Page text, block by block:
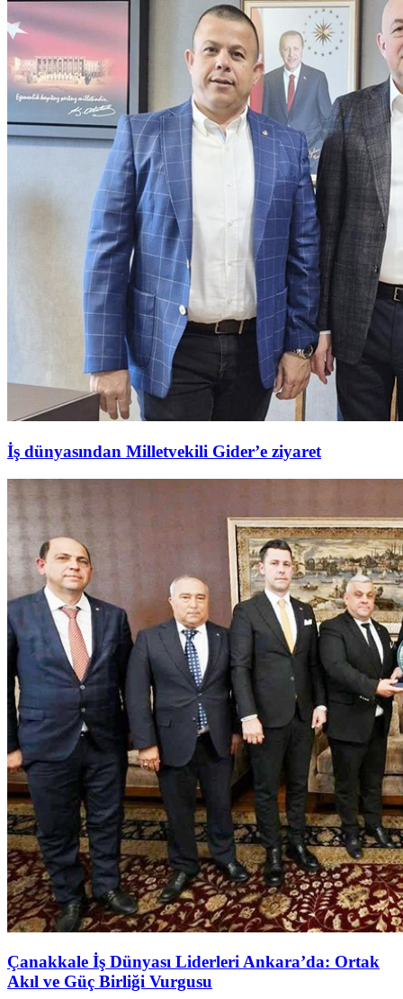
İş dünyasından Milletvekili Gider’e ziyaret
Çanakkale İş Dünyası Liderleri Ankara’da: Ortak
Akıl ve Güç Birliği Vurgusu